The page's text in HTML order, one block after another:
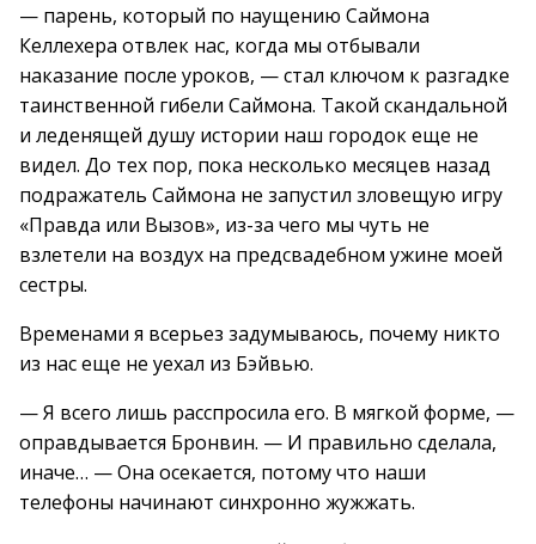
— парень, который по наущению Саймона
Келлехера отвлек нас, когда мы отбывали
наказание после уроков, — стал ключом к разгадке
таинственной гибели Саймона. Такой скандальной
и леденящей душу истории наш городок еще не
видел. До тех пор, пока несколько месяцев назад
подражатель Саймона не запустил зловещую игру
«Правда или Вызов», из-за чего мы чуть не
взлетели на воздух на предсвадебном ужине моей
сестры.
Временами я всерьез задумываюсь, почему никто
из нас еще не уехал из Бэйвью.
— Я всего лишь расспросила его. В мягкой форме, —
оправдывается Бронвин. — И правильно сделала,
иначе… — Она осекается, потому что наши
телефоны начинают синхронно жужжать.